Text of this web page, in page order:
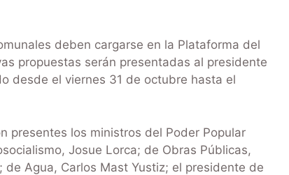
deben cargarse en la Plataforma del
propuestas serán presentadas al presidente
desde el viernes 31 de octubre hasta el
presentes los ministros del Poder Popular
Josue Lorca; de Obras Públicas,
Agua, Carlos Mast Yustiz; el presidente de